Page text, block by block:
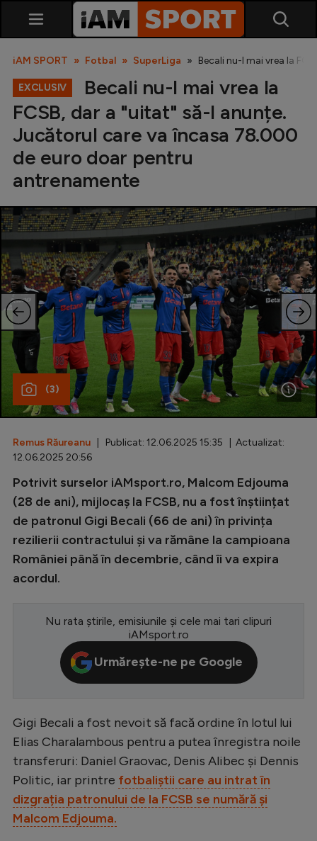
SuperLiga
Liga 2
Cupa României
Echipa Națională
U21
Fotbal feminin
Special
Diverse
Inedit
Clasamente
Champions League
Europa League
Conference League
LaLiga
Serie A
Bundesliga
Starurile fotbalului
EURO 2024
Stranieri
iAM SPORT Fotbal SuperLiga Becali nu-l mai vrea la
EXCLUSIV
Becali nu-l mai vrea la
FCSB, dar a "uitat" să-l anunțe.
Jucătorul care va încasa 78.000
de euro doar pentru
antrenamente
(3)
Remus Răureanu | Publicat: 12.06.2025 15:35 | Actualizat:
12.06.2025 20:56
Potrivit surselor iAMsport.ro, Malcom Edjouma
(28 de ani), mijlocaș la FCSB, nu a fost înștiințat
de patronul Gigi Becali (66 de ani) în privința
rezilierii contractului și va rămâne la campioana
României până în decembrie, când îi va expira
acordul.
Nu rata știrile, emisiunile și cele mai tari clipuri
iAMsport.ro
Urmărește-ne pe Google
Gigi Becali a fost nevoit să facă ordine în lotul lui
Elias Charalambous pentru a putea înregistra noile
transferuri: Daniel Graovac, Denis Alibec și Dennis
Politic, iar printre fotbaliștii care au intrat în
dizgrația patronului de la FCSB se numără și
Malcom Edjouma.